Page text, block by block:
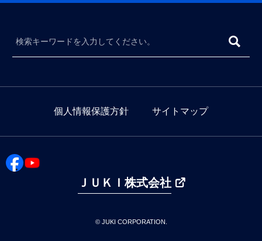
個人情報保護方針 サイトマップ
ＪＵＫＩ株式会社
© JUKI CORPORATION.